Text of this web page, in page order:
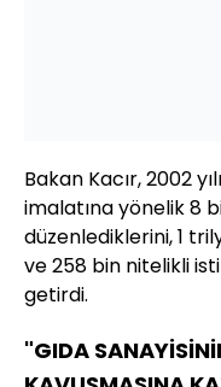
Bakan Kacır, 2002
imalatına yönelik 8
düzenlediklerini, 1
ve 258 bin nitelikli
getirdi.
"GIDA